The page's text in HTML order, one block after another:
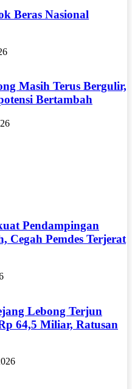
Beras Nasional
Masih Terus Bergulir,
Bertambah
Pendampingan
Cegah Pemdes Terjerat
Lebong Terjun
64,5 Miliar, Ratusan